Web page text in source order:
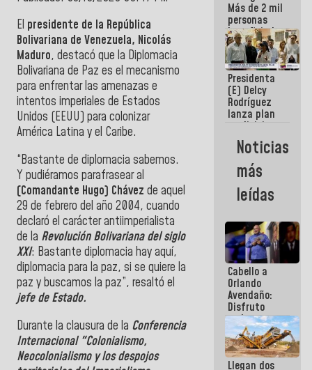
El presidente de la República
Bolivariana de Venezuela, Nicolás
Maduro, destacó que la Diplomacia
Bolivariana de Paz es el mecanismo
para enfrentar las amenazas e
intentos imperiales de Estados
Unidos (EEUU) para colonizar
América Latina y el Caribe.
“Bastante de diplomacia sabemos.
Y pudiéramos parafrasear al
(Comandante Hugo) Chávez de aquel
29 de febrero del año 2004, cuando
declaró el carácter antiimperialista
de la Revolución Bolivariana del siglo
XXI: Bastante diplomacia hay aquí,
diplomacia para la paz, si se quiere la
paz y buscamos la paz”, resaltó el
jefe de Estado.
Durante la clausura de la Conferencia
Internacional "Colonialismo,
Neocolonialismo y los despojos
Más de 2 mil
personas
beneficiadas
con planes
para
atención de
emergencia
sísmica en
la última
semana
Presidenta
(E) Delcy
Rodríguez
lanza plan
crediticio
con subsidio
a Juntas de
Condominio
Noticias
más
leídas
Cabello a
Orlando
Avendaño:
Disfruto
cada vez
que escribes
porque lo
que haces
es
Llegan dos